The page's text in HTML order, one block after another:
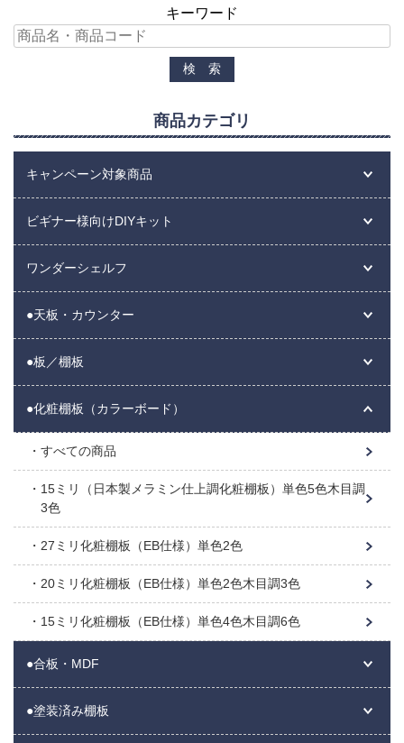
キーワード
商品カテゴリ
キャンペーン対象商品
ビギナー様向けDIYキット
ワンダーシェルフ
●天板・カウンター
●板／棚板
●化粧棚板（カラーボード）
すべての商品
15ミリ（日本製メラミン仕上調化粧棚板）単色5色木目調
3色
27ミリ化粧棚板（EB仕様）単色2色
20ミリ化粧棚板（EB仕様）単色2色木目調3色
15ミリ化粧棚板（EB仕様）単色4色木目調6色
●合板・MDF
●塗装済み棚板